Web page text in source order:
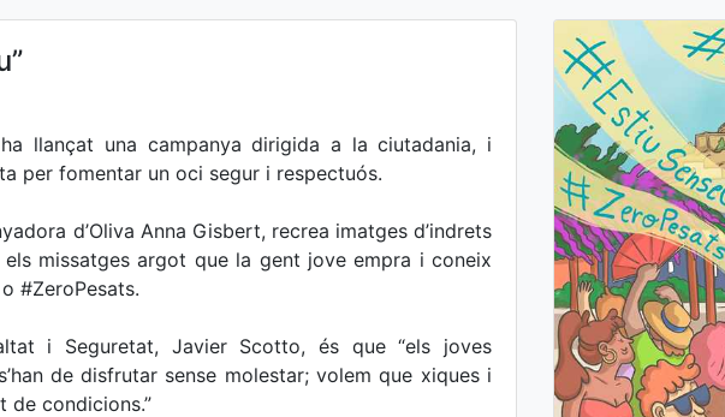
llançat una campanya dirigida a la ciutadania, i
per fomentar un oci segur i respectuós.
d’Oliva Anna Gisbert, recrea imatges d’indrets
missatges argot que la gent jove empra i coneix
#ZeroPesats.
i Seguretat, Javier Scotto, és que “els joves
de disfrutar sense molestar; volem que xiques i
de condicions.”